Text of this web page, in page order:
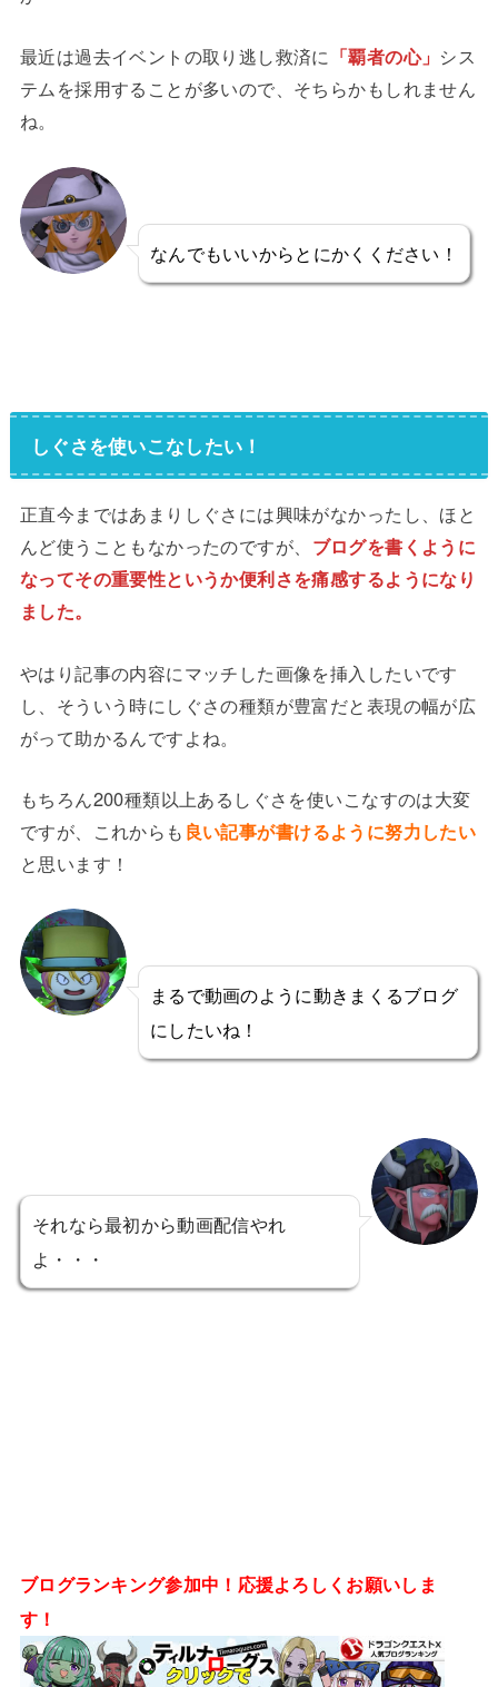
最近は過去イベントの取り逃し救済に 「覇者の心」 シス
テムを採用することが多いので、そちらかもしれません
ね。
なんでもいいからとにかくください！
しぐさを使いこなしたい！
正直今まではあまりしぐさには興味がなかったし、ほと
んど使うこともなかったのですが、 ブログを書くように
なってその重要性というか便利さを痛感するようになり
ました。
やはり記事の内容にマッチした画像を挿入したいです
し、そういう時にしぐさの種類が豊富だと表現の幅が広
がって助かるんですよね。
もちろん200種類以上あるしぐさを使いこなすのは大変
ですが、これからも 良い記事が書けるように努力したい
と思います！
まるで動画のように動きまくるブログ
にしたいね！
それなら最初から動画配信やれ
よ・・・
ブログランキング参加中！応援よろしくお願いしま
す！